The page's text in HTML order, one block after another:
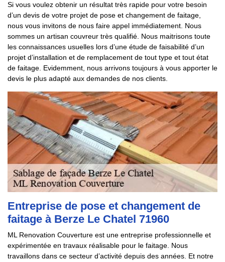
Si vous voulez obtenir un résultat très rapide pour votre besoin
d’un devis de votre projet de pose et changement de faitage,
nous vous invitons de nous faire appel immédiatement. Nous
sommes un artisan couvreur très qualifié. Nous maitrisons toute
les connaissances usuelles lors d’une étude de faisabilité d’un
projet d’installation et de remplacement de tout type et tout état
de faitage. Evidemment, nous arrivons toujours à vous apporter le
devis le plus adapté aux demandes de nos clients.
Entreprise de pose et changement de
faitage à Berze Le Chatel 71960
ML Renovation Couverture est une entreprise professionnelle et
expérimentée en travaux réalisable pour le faitage. Nous
travaillons dans ce secteur d’activité depuis des années. Et notre